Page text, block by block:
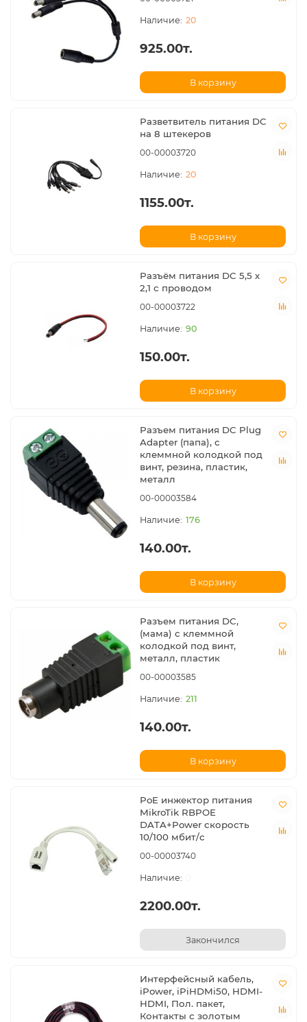
20
925.00т.
В корзину
Разветвитель питания DC
на 8 штекеров
00-00003720
20
1155.00т.
В корзину
Разъём питания DC 5,5 х
2,1 с проводом
00-00003722
90
150.00т.
В корзину
Разъем питания DC Plug
Adapter (папа), с
клеммной колодкой под
винт, резина, пластик,
металл
00-00003584
176
140.00т.
В корзину
Разъем питания DC,
(мама) c клеммной
колодкой под винт,
металл, пластик
00-00003585
211
140.00т.
В корзину
PoE инжектор питания
MikroTik RBPOE
DATA+Power скорость
10/100 мбит/c
00-00003740
2200.00т.
Закончился
Интерфейсный кабель,
iPower, iPiHDMi50, HDMI-
HDMI, Пол. пакет,
Контакты с золотым